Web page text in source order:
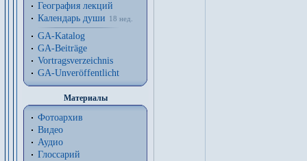
География лекций
Календарь души
18 нед.
GA-Katalog
GA-Beiträge
Vortragsverzeichnis
GA-Unveröffentlicht
Материалы
Фотоархив
Видео
Аудио
Глоссарий